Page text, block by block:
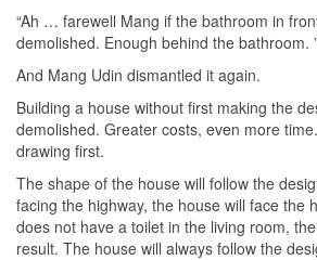
“Ah … farewell Mang if the bathroom in
demolished. Enough behind the bathroom.
And Mang Udin dismantled it again.
Building a house without first making the
demolished. Greater costs, even more
drawing first.
The shape of the house will follow the
facing the highway, the house will face the
does not have a toilet in the living room,
result. The house will always follow the